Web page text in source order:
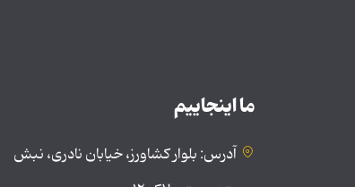
ما اینجاییم
آدرس: بلوار کشاورز، خیابان نادری، نبش